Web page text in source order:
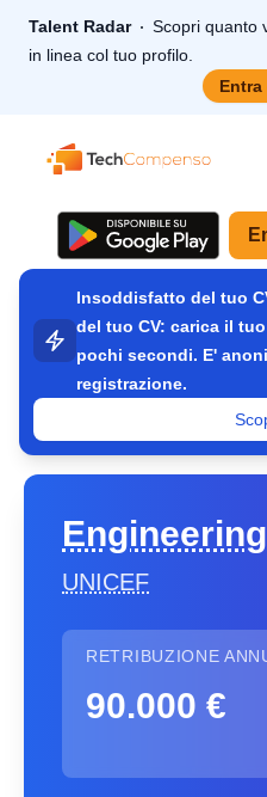
Talent Radar
Scopri quanto
in linea col tuo profilo.
Entra
TechCompenso
Insoddisfatto del tuo
del tuo CV: carica il
pochi secondi. E'
registrazione.
UNICEF
RETRIBUZIONE
90.000 €